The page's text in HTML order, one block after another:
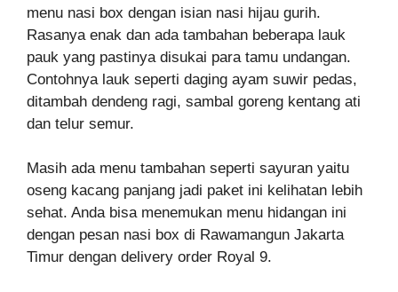
menu nasi box dengan isian nasi hijau gurih.
Rasanya enak dan ada tambahan beberapa lauk
pauk yang pastinya disukai para tamu undangan.
Contohnya lauk seperti daging ayam suwir pedas,
ditambah dendeng ragi, sambal goreng kentang ati
dan telur semur.
Masih ada menu tambahan seperti sayuran yaitu
oseng kacang panjang jadi paket ini kelihatan lebih
sehat. Anda bisa menemukan menu hidangan ini
dengan pesan nasi box di Rawamangun Jakarta
Timur dengan delivery order Royal 9.